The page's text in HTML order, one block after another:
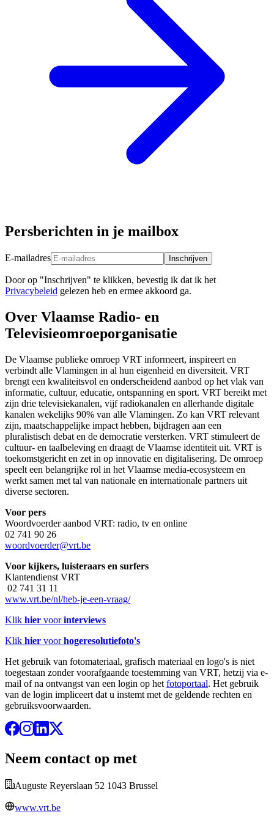
Persberichten in je mailbox
E-mailadres Inschrijven
Door op "Inschrijven" te klikken, bevestig ik dat ik het
Privacybeleid gelezen heb en ermee akkoord ga.
Over Vlaamse Radio- en
Televisieomroeporganisatie
De Vlaamse publieke omroep VRT informeert, inspireert en
verbindt alle Vlamingen in al hun eigenheid en diversiteit. VRT
brengt een kwaliteitsvol en onderscheidend aanbod op het vlak van
informatie, cultuur, educatie, ontspanning en sport. VRT bereikt met
zijn drie televisiekanalen, vijf radiokanalen en allerhande digitale
kanalen wekelijks 90% van alle Vlamingen. Zo kan VRT relevant
zijn, maatschappelijke impact hebben, bijdragen aan een
pluralistisch debat en de democratie versterken. VRT stimuleert de
cultuur- en taalbeleving en draagt de Vlaamse identiteit uit. VRT is
toekomstgericht en zet in op innovatie en digitalisering. De omroep
speelt een belangrijke rol in het Vlaamse media-ecosysteem en
werkt samen met tal van nationale en internationale partners uit
diverse sectoren.
Voor pers
Woordvoerder aanbod VRT: radio, tv en online
02 741 90 26
woordvoerder@vrt.be
Voor kijkers, luisteraars en surfers
Klantendienst VRT
02 741 31 11
www.vrt.be/nl/heb-je-een-vraag/
Klik hier voorinterviews
Klik hier voorhogeresolutiefoto's
Het gebruik van fotomateriaal, grafisch materiaal en logo's is niet
toegestaan zonder voorafgaande toestemming van VRT, hetzij via e-
mail of na ontvangst van een login op het fotoportaal. Het gebruik
van de login impliceert dat u instemt met de geldende rechten en
gebruiksvoorwaarden.
Neem contact op met
Auguste Reyerslaan 52 1043 Brussel
www.vrt.be